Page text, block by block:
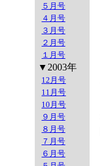
５月号
４月号
３月号
２月号
１月号
▼2003年
12月号
11月号
10月号
９月号
８月号
７月号
６月号